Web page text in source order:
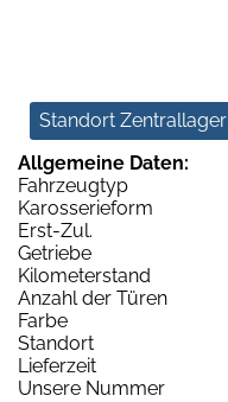
Standort Zentrallager
Allgemeine Daten:
Fahrzeugtyp
Karosserieform
Erst-Zul.
Getriebe
Kilometerstand
Anzahl der Türen
Farbe
Standort
Lieferzeit
Unsere Nummer